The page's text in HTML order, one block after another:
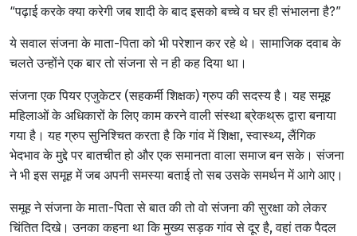
“पढ़ाई करके क्या करेगी जब शादी के बाद इसको बच्चे व घर ही संभालना है?”
ये सवाल संजना के माता-पिता को भी परेशान कर रहे थे। सामाजिक दवाब के
चलते उन्होंने एक बार तो संजना से न ही कह दिया था।
संजना एक पियर एजुकेटर (सहकर्मी शिक्षक) ग्रुप की सदस्य है। यह समूह
महिलाओं के अधिकारों के लिए काम करने वाली संस्था ब्रेकथ्रू द्वारा बनाया
गया है। यह ग्रुप सुनिश्चित करता है कि गांव में शिक्षा, स्वास्थ्य, लैंगिक
भेदभाव के मुद्दे पर बातचीत हो और एक समानता वाला समाज बन सके। संजना
ने भी इस समूह में जब अपनी समस्या बताई तो सब उसके समर्थन में आगे आए।
समूह ने संजना के माता-पिता से बात की तो वो संजना की सुरक्षा को लेकर
चिंतित दिखे। उनका कहना था कि मुख्य सड़क गांव से दूर है, वहां तक पैदल